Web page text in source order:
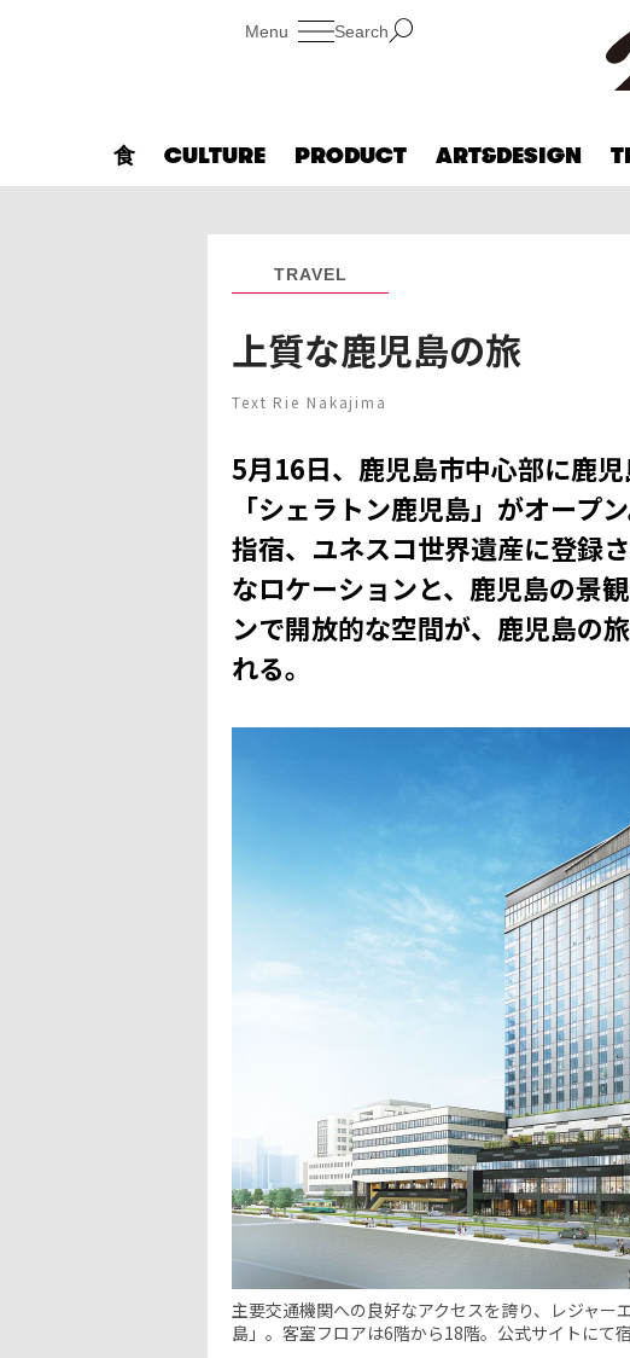
Search
食 CULTURE PRODUCT ART&DESIGN
TRAVEL
上質な鹿児島の旅
Text Rie Nakajima
5月16日、鹿児島市中心部に鹿
「シェラトン鹿児島」がオープ
指宿、ユネスコ世界遺産に登録
なロケーションと、鹿児島の景
ンで開放的な空間が、鹿児島の
れる。
主要交通機関への良好なアクセスを誇り、レジャ
島」。客室フロアは6階から18階。公式サイトにて